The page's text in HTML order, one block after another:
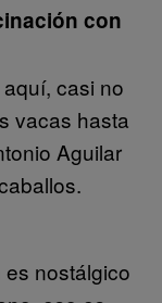
con
casi no
vacas hasta
Aguilar
nostálgico